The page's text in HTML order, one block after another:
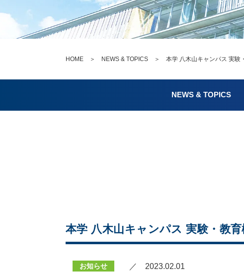
HOME ＞ NEWS & TOPICS ＞ 本学 八木山キャンパス 実験
NEWS & TOPICS
本学 八木山キャンパス 実験・教
お知らせ ／ 2023.02.01